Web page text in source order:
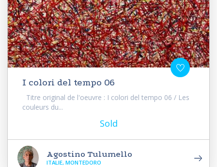
I colori del tempo 06
Titre original de l'oeuvre : I colori del tempo 06 / Les
couleurs du...
Sold
Agostino Tulumello
ITALIE, MONTEDORO